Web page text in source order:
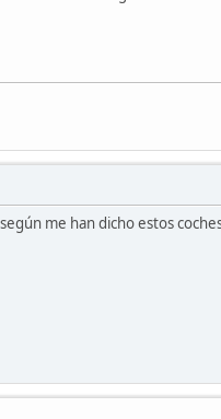
me han dicho estos